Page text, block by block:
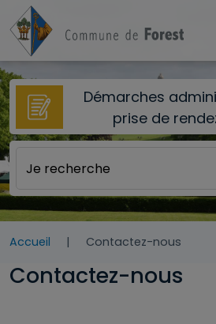
Aller au contenu principal
Démarches
prise de
Accueil Contactez-nous
Contactez-nous